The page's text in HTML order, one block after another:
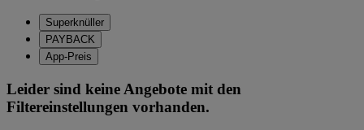
Superknüller
PAYBACK
App-Preis
Leider sind keine Angebote mit den
Filtereinstellungen vorhanden.